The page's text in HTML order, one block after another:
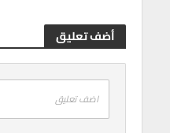
أضف تعليق
اضف تعليق